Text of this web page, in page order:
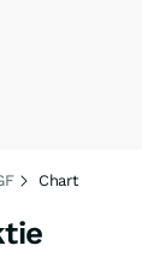
Chart